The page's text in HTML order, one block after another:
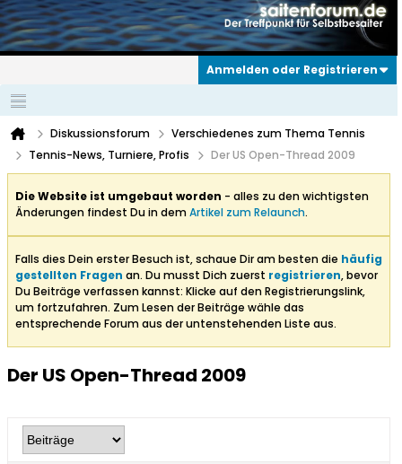
Anmelden oder Registrieren
Diskussionsforum
Verschiedenes zum Thema Tennis
Tennis-News, Turniere, Profis
Der US Open-Thread 2009
Die Website ist umgebaut worden - alles zu den wichtigsten
Änderungen findest Du in demArtikel zum Relaunch.
Falls dies Dein erster Besuch ist, schaue Dir am besten die häufig
gestellten Fragen an. Du musst Dich zuerst registrieren, bevor
Du Beiträge verfassen kannst: Klicke auf den Registrierungslink,
um fortzufahren. Zum Lesen der Beiträge wähle das
entsprechende Forum aus der untenstehenden Liste aus.
Der US Open-Thread 2009